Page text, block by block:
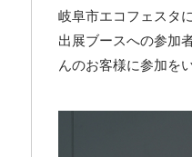
岐阜市エコフェスタ
出展ブースへの参加
んのお客様に参加を